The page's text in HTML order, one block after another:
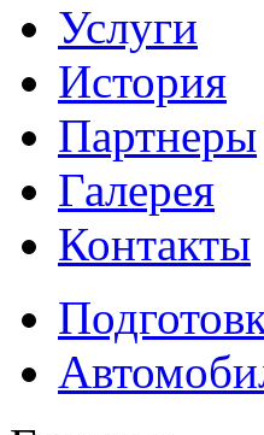
Услуги
История
Партнеры
Галерея
Контакты